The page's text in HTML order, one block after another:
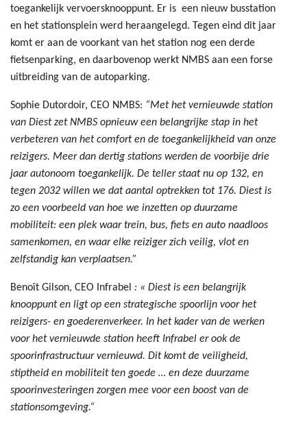
toegankelijk vervoersknooppunt. Er is een nieuw busstation
en het stationsplein werd heraangelegd. Tegen eind dit jaar
komt er aan de voorkant van het station nog een derde
fietsenparking, en daarbovenop werkt NMBS aan een forse
uitbreiding van de autoparking.
Sophie Dutordoir, CEO NMBS: “Met het vernieuwde station
van Diest zet NMBS opnieuw een belangrijke stap in het
verbeteren van het comfort en de toegankelijkheid van onze
reizigers. Meer dan dertig stations werden de voorbije drie
jaar autonoom toegankelijk. De teller staat nu op 132, en
tegen 2032 willen we dat aantal optrekken tot 176. Diest is
zo een voorbeeld van hoe we inzetten op duurzame
mobiliteit: een plek waar trein, bus, fiets en auto naadloos
samenkomen, en waar elke reiziger zich veilig, vlot en
zelfstandig kan verplaatsen.”
Benoît Gilson, CEO Infrabel : « Diest is een belangrijk
knooppunt en ligt op een strategische spoorlijn voor het
reizigers- en goederenverkeer. In het kader van de werken
voor het vernieuwde station heeft Infrabel er ook de
spoorinfrastructuur vernieuwd. Dit komt de veiligheid,
stiptheid en mobiliteit ten goede … en deze duurzame
spoorinvesteringen zorgen mee voor een boost van de
stationsomgeving.“